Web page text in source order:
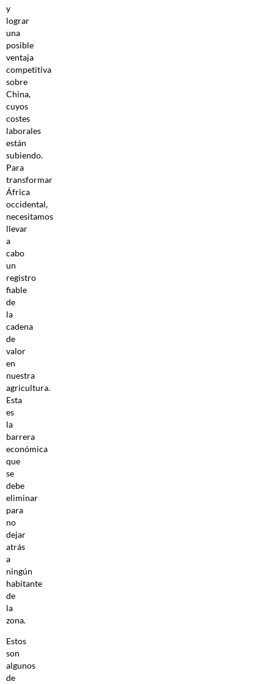
y
lograr
una
posible
ventaja
competitiva
sobre
China,
cuyos
costes
laborales
están
subiendo.
Para
transformar
África
occidental,
necesitamos
llevar
a
cabo
un
registro
fiable
de
la
cadena
de
valor
en
nuestra
agricultura.
Esta
es
la
barrera
económica
que
se
debe
eliminar
para
no
dejar
atrás
a
ningún
habitante
de
la
zona.
Estos
son
algunos
de